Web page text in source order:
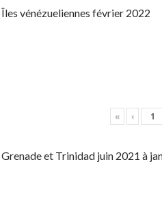
Îles vénézueliennes février 2022
« ‹
Grenade et Trinidad juin 2021 à